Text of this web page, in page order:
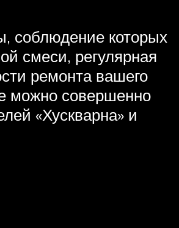
соблюдение которых
смеси, регулярная
ремонта вашего
можно совершенно
«Хускварна» и